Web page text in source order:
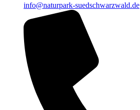
info@naturpark-suedschwarzwald.de